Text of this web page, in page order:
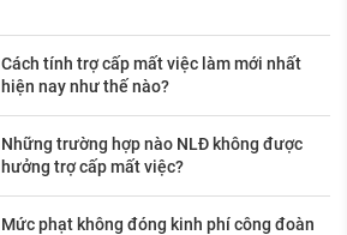
Cách tính trợ cấp mất việc làm mới nhất
hiện nay như thế nào?
Những trường hợp nào NLĐ không được
hưởng trợ cấp mất việc?
Mức phạt không đóng kinh phí công đoàn